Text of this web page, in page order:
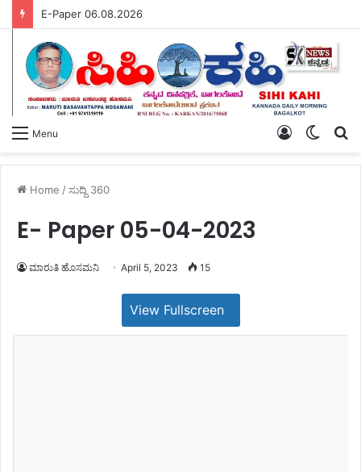
E-Paper 06.08.2026
Menu
Switch
Log
Home /ಸುದ್ದಿ 360
E- Paper 05-04-2023
ಮಾರುತಿ ಹೊಸಮನಿ April 5, 2023 15
View Fullscreen